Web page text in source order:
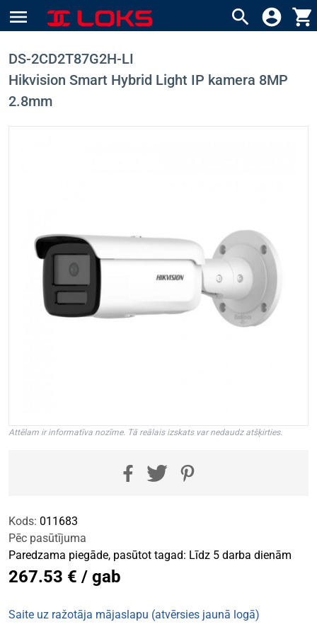
menu search account_circle shopping_cart
DS-2CD2T87G2H-LI
Hikvision Smart Hybrid Light IP kamera 8MP
2.8mm
Attēlam ir informatīva nozīme. Tā reālais izskats var nedaudz atšķirties.
Kods: 011683
Pēc pasūtījuma
Paredzama piegāde, pasūtot tagad: Līdz 5 darba dienām
267.53 € / gab
Saite uz ražotāja mājaslapu (atvērsies jaunā logā)